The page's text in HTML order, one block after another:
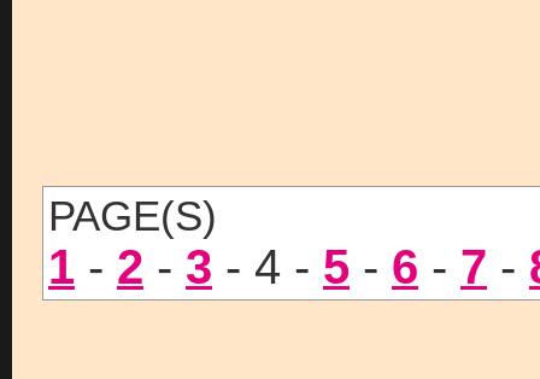
PAGE(S)
1 - 2 - 3 - 4 - 5 - 6 - 7 -